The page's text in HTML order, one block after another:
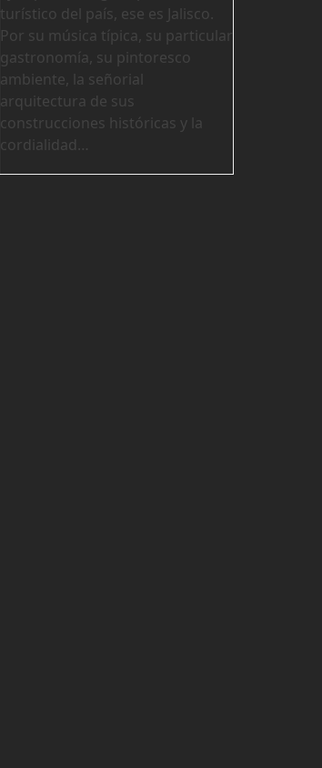
turístico del país, ese es Jalisco.
Por su música típica, su particular
gastronomía, su pintoresco
ambiente, la señorial
arquitectura de sus
construcciones históricas y la
cordialidad…